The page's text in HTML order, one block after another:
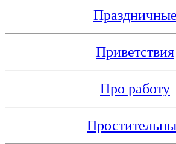
Праздничные
Приветствия
Про работу